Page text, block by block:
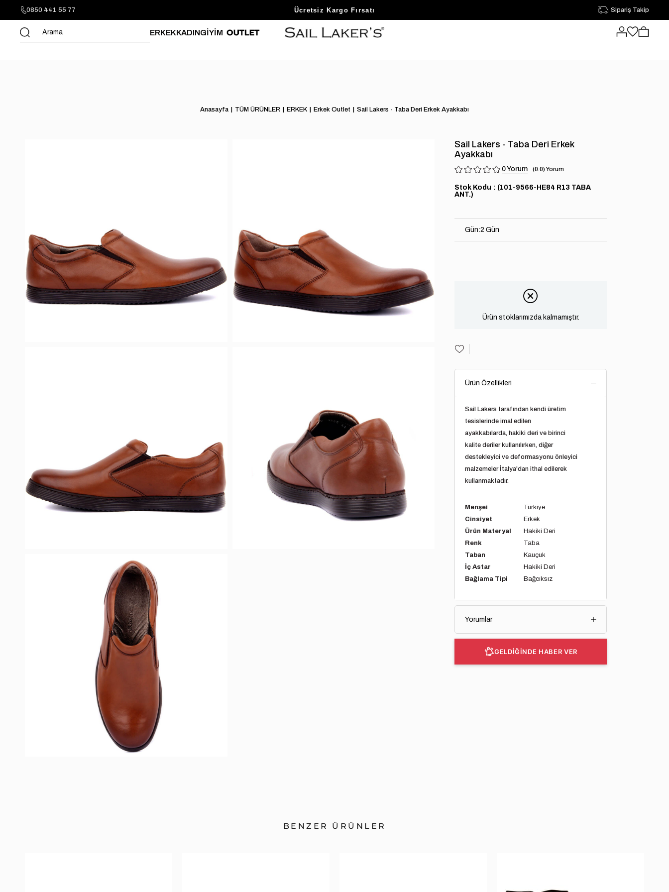
0850 441 55 77 Sezon Sonu Fırsatlarını Keşfet Sipariş Takip
ERKEKKADINGİYİM
Anasayfa TÜM ÜRÜNLER ERKEK Erkek Outlet Sail Lakers - Taba Deri Erkek Ayakkabı
Sail Lakers - Taba Deri Erkek
Ayakkabı
0 0.0
Stok Kodu
(101-9566-HE84 R13 TABA
ANT.)
Gün:2 Gün
Ürün stoklarımızda kalmamıştır.
Ürün Özellikleri
Sail Lakers tarafından kendi üretim
tesislerinde imal edilen
ayakkabılarda, hakiki deri ve birinci
kalite deriler kullanılırken, diğer
destekleyici ve deformasyonu önleyici
malzemeler İtalya'dan ithal edilerek
kullanmaktadır.
Menşei
Türkiye
Cinsiyet
Erkek
Ürün Materyal
Hakiki Deri
Renk
Taba
Taban
Kauçuk
İç Astar
Hakiki Deri
Bağlama Tipi
Bağcıksız
Yorumlar
GELDİĞİNDE HABER VER
BENZER ÜRÜNLER